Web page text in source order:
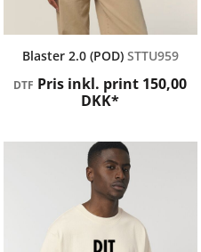
STANLEY / STELLA
Blaster 2.0 (POD) STTU959
DTF Pris inkl. print 150,00
DKK*